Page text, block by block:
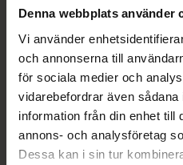
Denna webbplats använder
Vi använder
och annonserna till
för sociala medier och
vidarebefordrar även
information från din enhet till
annons- och analysföretag
Dessa kan i sin tur
Aktuella erbjudanden
Beskrivning
Läs alltid